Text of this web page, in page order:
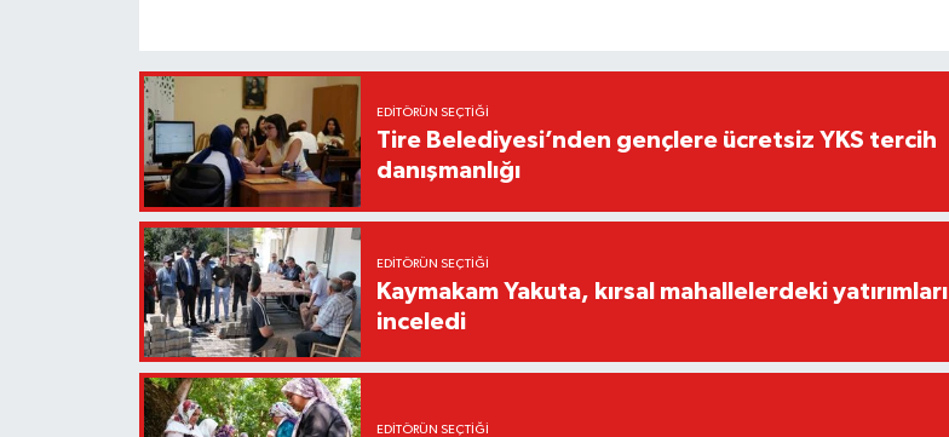
EDITÖRÜN SEÇTIĞI
Tire Belediyesi’nden gençlere ücretsiz YKS tercih
danışmanlığı
EDITÖRÜN SEÇTIĞI
Kaymakam Yakuta, kırsal mahallelerdeki yatırımları
inceledi
EDITÖRÜN SEÇTIĞI